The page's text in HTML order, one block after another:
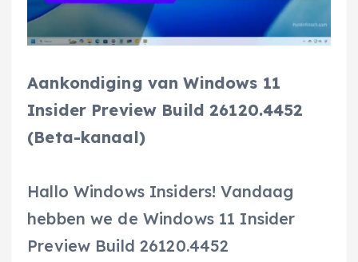
Aankondiging van Windows 11
Insider Preview Build 26120.4452
(Beta-kanaal)
Hallo Windows Insiders! Vandaag
hebben we de Windows 11 Insider
Preview Build 26120.4452